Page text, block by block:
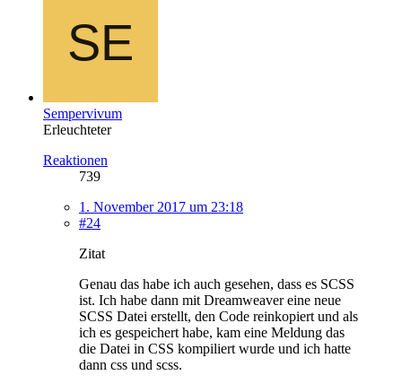
Sempervivum
Erleuchteter
Reaktionen
739
1. November 2017 um 23:18
#24
Zitat
Genau das habe ich auch gesehen, dass es SCSS
ist. Ich habe dann mit Dreamweaver eine neue
SCSS Datei erstellt, den Code reinkopiert und als
ich es gespeichert habe, kam eine Meldung das
die Datei in CSS kompiliert wurde und ich hatte
dann css und scss.